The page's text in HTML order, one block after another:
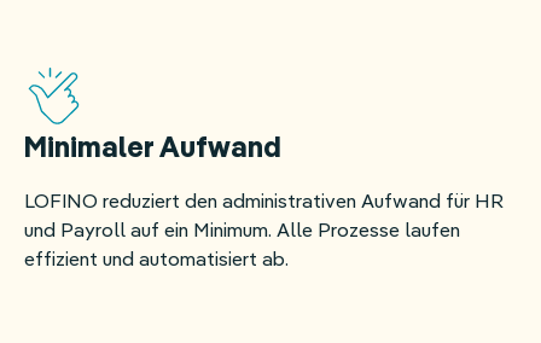
Minimaler Aufwand
LOFINO reduziert den administrativen Aufwand für HR
und Payroll auf ein Minimum. Alle Prozesse laufen
effizient und automatisiert ab.